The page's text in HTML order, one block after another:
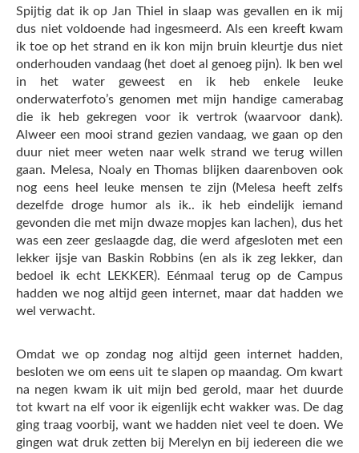
Spijtig dat ik op Jan Thiel in slaap was gevallen en ik mij
dus niet voldoende had ingesmeerd. Als een kreeft kwam
ik toe op het strand en ik kon mijn bruin kleurtje dus niet
onderhouden vandaag (het doet al genoeg pijn). Ik ben wel
in het water geweest en ik heb enkele leuke
onderwaterfoto’s genomen met mijn handige camerabag
die ik heb gekregen voor ik vertrok (waarvoor dank).
Alweer een mooi strand gezien vandaag, we gaan op den
duur niet meer weten naar welk strand we terug willen
gaan. Melesa, Noaly en Thomas blijken daarenboven ook
nog eens heel leuke mensen te zijn (Melesa heeft zelfs
dezelfde droge humor als ik.. ik heb eindelijk iemand
gevonden die met mijn dwaze mopjes kan lachen), dus het
was een zeer geslaagde dag, die werd afgesloten met een
lekker ijsje van Baskin Robbins (en als ik zeg lekker, dan
bedoel ik echt LEKKER). Eénmaal terug op de Campus
hadden we nog altijd geen internet, maar dat hadden we
wel verwacht.
Omdat we op zondag nog altijd geen internet hadden,
besloten we om eens uit te slapen op maandag. Om kwart
na negen kwam ik uit mijn bed gerold, maar het duurde
tot kwart na elf voor ik eigenlijk echt wakker was. De dag
ging traag voorbij, want we hadden niet veel te doen. We
gingen wat druk zetten bij Merelyn en bij iedereen die we